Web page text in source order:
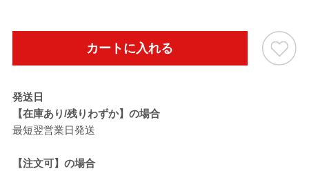
カートに入れる
発送日
【在庫あり/残りわずか】の場合
最短翌営業日発送
【注文可】の場合